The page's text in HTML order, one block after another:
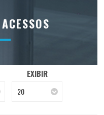
EXIBIR
20